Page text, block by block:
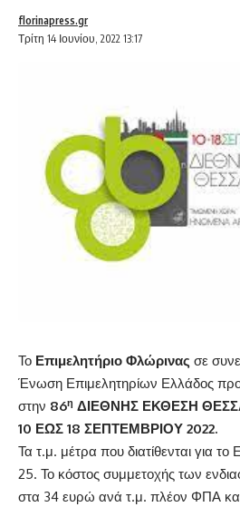
Τρίτη 14 Ιουνίου, 2022 13:17
florinapress.gr
Το Επιμελητήριο Φλώρινας σε
Ένωση Επιμελητηρίων Ελλάδος
στην 86η ΔΙΕΘΝΗΣ ΕΚΘΕΣΗ
10 ΕΩΣ 18 ΣΕΠΤΕΜΒΡΙΟΥ 2022.
Τα τ.μ. μέτρα που διατίθενται για το
25. Το κόστος συμμετοχής των
στα 34 ευρώ ανά τ.μ. πλέον ΦΠΑ και